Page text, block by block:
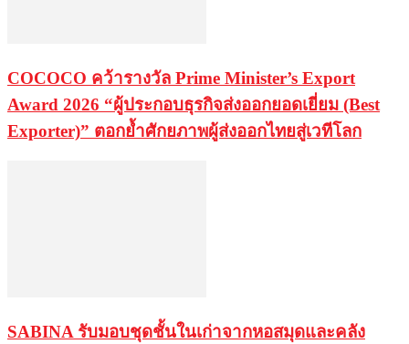
COCOCO คว้ารางวัล Prime Minister’s Export
Award 2026 “ผู้ประกอบธุรกิจส่งออกยอดเยี่ยม (Best
Exporter)” ตอกย้ำศักยภาพผู้ส่งออกไทยสู่เวทีโลก
SABINA รับมอบชุดชั้นในเก่าจากหอสมุดและคลัง